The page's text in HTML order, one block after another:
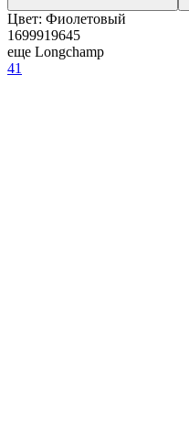
Цвет: Фиолетовый
1699919645
еще Longchamp
41